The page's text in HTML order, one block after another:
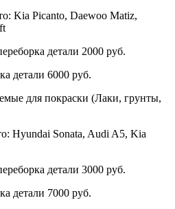
Kia Picanto, Daewoo Matiz,
детали 2000 руб.
детали 6000 руб.
для покраски (Лаки, грунты,
Hyundai Sonata, Audi A5, Kia
детали 3000 руб.
детали 7000 руб.